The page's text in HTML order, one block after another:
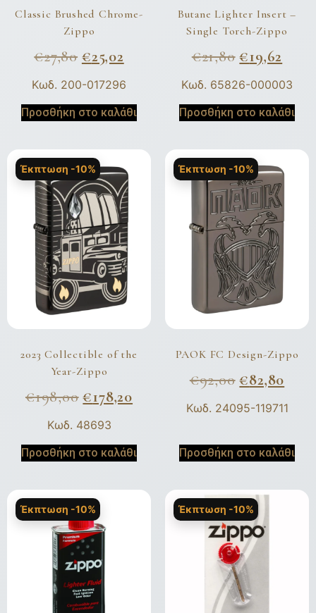
Classic Brushed Chrome-
Zippo
€27,80 €25,02
Κωδ. 200-017296
Προσθήκη στο καλάθι
Butane Lighter Insert –
Single Torch-Zippo
€21,80 €19,62
Κωδ. 65826-000003
Προσθήκη στο καλάθι
Έκπτωση -10%
2023 Collectible of the
Year-Zippo
€198,00 €178,20
Κωδ. 48693
Προσθήκη στο καλάθι
Έκπτωση -10%
PAOK FC Design-Zippo
€92,00 €82,80
Κωδ. 24095-119711
Προσθήκη στο καλάθι
Έκπτωση -10% Έκπτωση -10%